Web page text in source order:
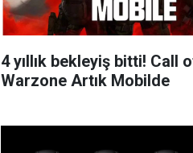
4 yıllık bekleyiş bitti! Call
Warzone Artık Mobilde